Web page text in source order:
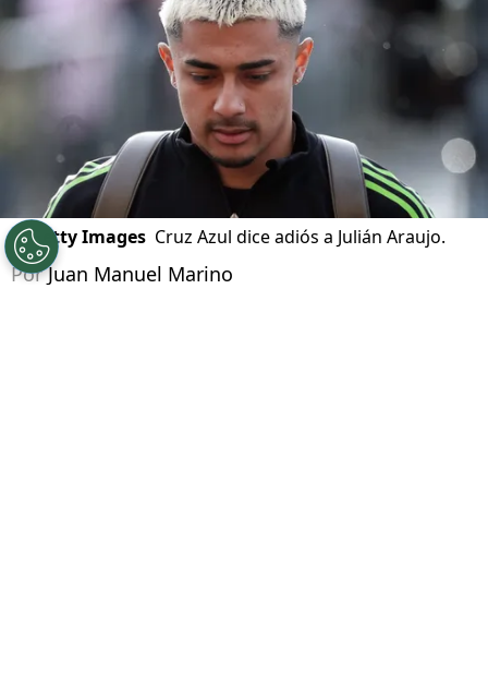
©Getty Images Cruz Azul dice adiós a Julián Araujo.
Por Juan Manuel Marino